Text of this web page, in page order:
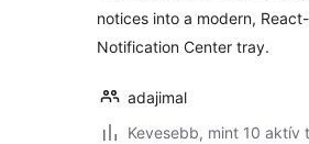
notices into a modern,
Notification Center tray.
adajimal
Kevesebb, mint 10 aktív